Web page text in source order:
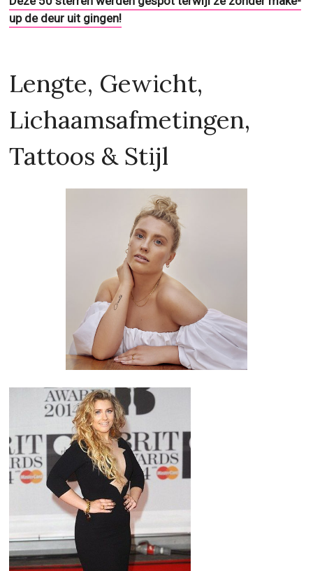
up de deur uit gingen!
Lengte, Gewicht,
Lichaamsafmetingen,
Tattoos & Stijl